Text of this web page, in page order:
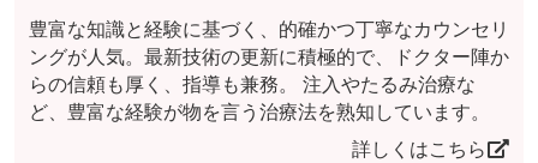
豊富な知識と経験に基づく、的確かつ丁寧なカウンセリ
ングが人気。最新技術の更新に積極的で、ドクター陣か
らの信頼も厚く、指導も兼務。 注入やたるみ治療な
ど、豊富な経験が物を言う治療法を熟知しています。
詳しくはこちら